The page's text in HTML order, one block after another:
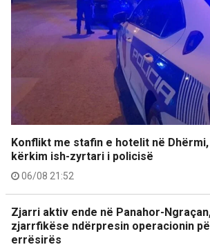
Konflikt me stafin e hotelit në
kërkim ish-zyrtari i policisë
06/08 21:52
Zjarri aktiv ende në Panahor-
zjarrfikëse ndërpresin operacionin
errësirës